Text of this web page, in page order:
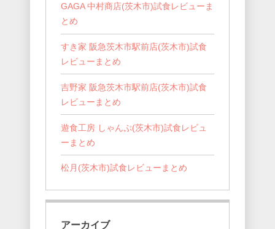
GAGA 中村商店(茨木市)試食レビューま
とめ
すき家 阪急茨木市駅前店(茨木市)試食
レビューまとめ
吉野家 阪急茨木市駅前店(茨木市)試食
レビューまとめ
遊食工房 しゃんぷ(茨木市)試食レビュ
ーまとめ
松月(茨木市)試食レビューまとめ
アーカイブ